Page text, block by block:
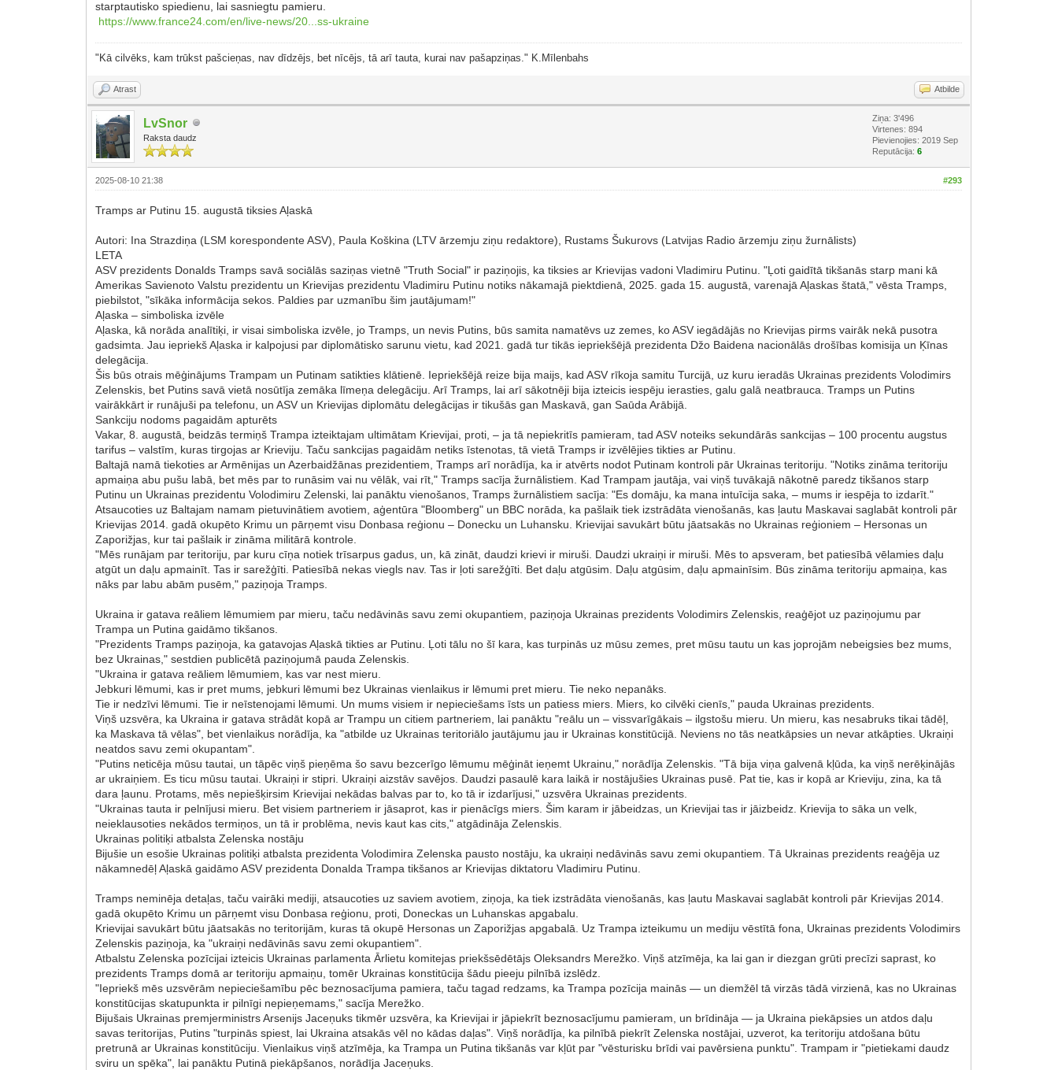
starptautisko spiedienu, lai sasniegtu pamieru.
https://www.france24.com/en/live-news/20...ss-ukraine
"Kā cilvēks, kam trūkst pašcieņas, nav dīdzējs, bet nīcējs, tā arī tauta, kurai nav pašapziņas." K.Mīlenbahs
Atrast Atbilde
LvSnor
Raksta daudz
Ziņa: 3'496
Virtenes: 894
Pievienojies: 2019 Sep
Reputācija:6
#293
2025-08-10 21:38
Tramps ar Putinu 15. augustā tiksies Aļaskā
Autori: Ina Strazdiņa (LSM korespondente ASV), Paula Koškina (LTV ārzemju ziņu redaktore), Rustams Šukurovs (Latvijas Radio ārzemju ziņu žurnālists)
LETA
ASV prezidents Donalds Tramps savā sociālās saziņas vietnē "Truth Social" ir paziņojis, ka tiksies ar Krievijas vadoni Vladimiru Putinu. "Ļoti gaidītā tikšanās starp mani kā
Amerikas Savienoto Valstu prezidentu un Krievijas prezidentu Vladimiru Putinu notiks nākamajā piektdienā, 2025. gada 15. augustā, varenajā Aļaskas štatā," vēsta Tramps,
piebilstot, "sīkāka informācija sekos. Paldies par uzmanību šim jautājumam!"
Aļaska – simboliska izvēle
Aļaska, kā norāda analītiķi, ir visai simboliska izvēle, jo Tramps, un nevis Putins, būs samita namatēvs uz zemes, ko ASV iegādājās no Krievijas pirms vairāk nekā pusotra
gadsimta. Jau iepriekš Aļaska ir kalpojusi par diplomātisko sarunu vietu, kad 2021. gadā tur tikās iepriekšējā prezidenta Džo Baidena nacionālās drošības komisija un Ķīnas
delegācija.
Šis būs otrais mēģinājums Trampam un Putinam satikties klātienē. Iepriekšējā reize bija maijs, kad ASV rīkoja samitu Turcijā, uz kuru ieradās Ukrainas prezidents Volodimirs
Zelenskis, bet Putins savā vietā nosūtīja zemāka līmeņa delegāciju. Arī Tramps, lai arī sākotnēji bija izteicis iespēju ierasties, galu galā neatbrauca. Tramps un Putins
vairākkārt ir runājuši pa telefonu, un ASV un Krievijas diplomātu delegācijas ir tikušās gan Maskavā, gan Saūda Arābijā.
Sankciju nodoms pagaidām apturēts
Vakar, 8. augustā, beidzās termiņš Trampa izteiktajam ultimātam Krievijai, proti, – ja tā nepiekritīs pamieram, tad ASV noteiks sekundārās sankcijas – 100 procentu augstus
tarifus – valstīm, kuras tirgojas ar Krieviju. Taču sankcijas pagaidām netiks īstenotas, tā vietā Tramps ir izvēlējies tikties ar Putinu.
Baltajā namā tiekoties ar Armēnijas un Azerbaidžānas prezidentiem, Tramps arī norādīja, ka ir atvērts nodot Putinam kontroli pār Ukrainas teritoriju. "Notiks zināma teritoriju
apmaiņa abu pušu labā, bet mēs par to runāsim vai nu vēlāk, vai rīt," Tramps sacīja žurnālistiem. Kad Trampam jautāja, vai viņš tuvākajā nākotnē paredz tikšanos starp
Putinu un Ukrainas prezidentu Volodimiru Zelenski, lai panāktu vienošanos, Tramps žurnālistiem sacīja: "Es domāju, ka mana intuīcija saka, – mums ir iespēja to izdarīt."
Atsaucoties uz Baltajam namam pietuvinātiem avotiem, aģentūra "Bloomberg" un BBC norāda, ka pašlaik tiek izstrādāta vienošanās, kas ļautu Maskavai saglabāt kontroli pār
Krievijas 2014. gadā okupēto Krimu un pārņemt visu Donbasa reģionu – Donecku un Luhansku. Krievijai savukārt būtu jāatsakās no Ukrainas reģioniem – Hersonas un
Zaporižjas, kur tai pašlaik ir zināma militārā kontrole.
"Mēs runājam par teritoriju, par kuru cīņa notiek trīsarpus gadus, un, kā zināt, daudzi krievi ir miruši. Daudzi ukraiņi ir miruši. Mēs to apsveram, bet patiesībā vēlamies daļu
atgūt un daļu apmainīt. Tas ir sarežģīti. Patiesībā nekas viegls nav. Tas ir ļoti sarežģīti. Bet daļu atgūsim. Daļu atgūsim, daļu apmainīsim. Būs zināma teritoriju apmaiņa, kas
nāks par labu abām pusēm," paziņoja Tramps.
Ukraina ir gatava reāliem lēmumiem par mieru, taču nedāvinās savu zemi okupantiem, paziņoja Ukrainas prezidents Volodimirs Zelenskis, reaģējot uz paziņojumu par
Trampa un Putina gaidāmo tikšanos.
"Prezidents Tramps paziņoja, ka gatavojas Aļaskā tikties ar Putinu. Ļoti tālu no šī kara, kas turpinās uz mūsu zemes, pret mūsu tautu un kas joprojām nebeigsies bez mums,
bez Ukrainas," sestdien publicētā paziņojumā pauda Zelenskis.
"Ukraina ir gatava reāliem lēmumiem, kas var nest mieru.
Jebkuri lēmumi, kas ir pret mums, jebkuri lēmumi bez Ukrainas vienlaikus ir lēmumi pret mieru. Tie neko nepanāks.
Tie ir nedzīvi lēmumi. Tie ir neīstenojami lēmumi. Un mums visiem ir nepieciešams īsts un patiess miers. Miers, ko cilvēki cienīs," pauda Ukrainas prezidents.
Viņš uzsvēra, ka Ukraina ir gatava strādāt kopā ar Trampu un citiem partneriem, lai panāktu "reālu un – vissvarīgākais – ilgstošu mieru. Un mieru, kas nesabruks tikai tādēļ,
ka Maskava tā vēlas", bet vienlaikus norādīja, ka "atbilde uz Ukrainas teritoriālo jautājumu jau ir Ukrainas konstitūcijā. Neviens no tās neatkāpsies un nevar atkāpties. Ukraiņi
neatdos savu zemi okupantam".
"Putins neticēja mūsu tautai, un tāpēc viņš pieņēma šo savu bezcerīgo lēmumu mēģināt ieņemt Ukrainu," norādīja Zelenskis. "Tā bija viņa galvenā kļūda, ka viņš nerēķinājās
ar ukraiņiem. Es ticu mūsu tautai. Ukraiņi ir stipri. Ukraiņi aizstāv savējos. Daudzi pasaulē kara laikā ir nostājušies Ukrainas pusē. Pat tie, kas ir kopā ar Krieviju, zina, ka tā
dara ļaunu. Protams, mēs nepiešķirsim Krievijai nekādas balvas par to, ko tā ir izdarījusi," uzsvēra Ukrainas prezidents.
"Ukrainas tauta ir pelnījusi mieru. Bet visiem partneriem ir jāsaprot, kas ir pienācīgs miers. Šim karam ir jābeidzas, un Krievijai tas ir jāizbeidz. Krievija to sāka un velk,
neieklausoties nekādos termiņos, un tā ir problēma, nevis kaut kas cits," atgādināja Zelenskis.
Ukrainas politiķi atbalsta Zelenska nostāju
Bijušie un esošie Ukrainas politiķi atbalsta prezidenta Volodimira Zelenska pausto nostāju, ka ukraiņi nedāvinās savu zemi okupantiem. Tā Ukrainas prezidents reaģēja uz
nākamnedēļ Aļaskā gaidāmo ASV prezidenta Donalda Trampa tikšanos ar Krievijas diktatoru Vladimiru Putinu.
Tramps neminēja detaļas, taču vairāki mediji, atsaucoties uz saviem avotiem, ziņoja, ka tiek izstrādāta vienošanās, kas ļautu Maskavai saglabāt kontroli pār Krievijas 2014.
gadā okupēto Krimu un pārņemt visu Donbasa reģionu, proti, Doneckas un Luhanskas apgabalu.
Krievijai savukārt būtu jāatsakās no teritorijām, kuras tā okupē Hersonas un Zaporižjas apgabalā. Uz Trampa izteikumu un mediju vēstītā fona, Ukrainas prezidents Volodimirs
Zelenskis paziņoja, ka "ukraiņi nedāvinās savu zemi okupantiem".
Atbalstu Zelenska pozīcijai izteicis Ukrainas parlamenta Ārlietu komitejas priekšsēdētājs Oleksandrs Merežko. Viņš atzīmēja, ka lai gan ir diezgan grūti precīzi saprast, ko
prezidents Tramps domā ar teritoriju apmaiņu, tomēr Ukrainas konstitūcija šādu pieeju pilnībā izslēdz.
"Iepriekš mēs uzsvērām nepieciešamību pēc beznosacījuma pamiera, taču tagad redzams, ka Trampa pozīcija mainās — un diemžēl tā virzās tādā virzienā, kas no Ukrainas
konstitūcijas skatupunkta ir pilnīgi nepieņemams," sacīja Merežko.
Bijušais Ukrainas premjerministrs Arsenijs Jaceņuks tikmēr uzsvēra, ka Krievijai ir jāpiekrīt beznosacījumu pamieram, un brīdināja — ja Ukraina piekāpsies un atdos daļu
savas teritorijas, Putins "turpinās spiest, lai Ukraina atsakās vēl no kādas daļas". Viņš norādīja, ka pilnībā piekrīt Zelenska nostājai, uzverot, ka teritoriju atdošana būtu
pretrunā ar Ukrainas konstitūciju. Vienlaikus viņš atzīmēja, ka Trampa un Putina tikšanās var kļūt par "vēsturisku brīdi vai pavērsiena punktu". Trampam ir "pietiekami daudz
sviru un spēka", lai panāktu Putinā piekāpšanos, norādīja Jaceņuks.